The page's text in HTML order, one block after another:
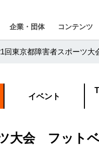
企業・団体 コンテンツ
回東京都障害者スポーツ
イベント
大会 フット